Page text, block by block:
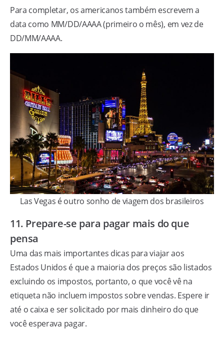
Para completar, os americanos também escrevem a
data como MM/DD/AAAA (primeiro o mês), em vez de
DD/MM/AAAA.
Las Vegas é outro sonho de viagem dos brasileiros
11. Prepare-se para pagar mais do que
pensa
Uma das mais importantes dicas para viajar aos
Estados Unidos é que a maioria dos preços são listados
excluindo os impostos, portanto, o que você vê na
etiqueta não incluem impostos sobre vendas. Espere ir
até o caixa e ser solicitado por mais dinheiro do que
você esperava pagar.